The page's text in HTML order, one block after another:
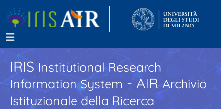
IRISInstitutional Research
Information System - AIR Archivio
Istituzionale della Ricerca